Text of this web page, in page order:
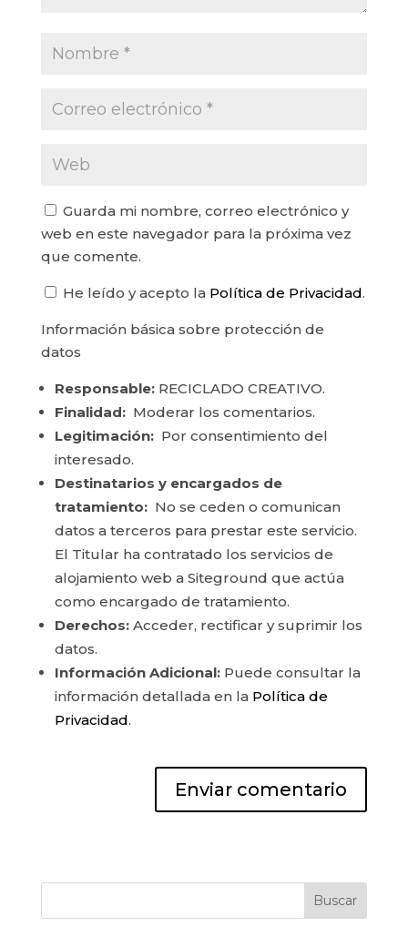
Guarda mi nombre, correo electrónico y
web en este navegador para la próxima vez
que comente.
He leído y acepto la Política de Privacidad.
Información básica sobre protección de
datos
Responsable:RECICLADO CREATIVO.
Finalidad:Moderar los comentarios.
Legitimación:Por consentimiento del
interesado.
Destinatarios y encargados de
tratamiento:No se ceden o comunican
datos a terceros para prestar este servicio.
El Titular ha contratado los servicios de
alojamiento web a Siteground que actúa
como encargado de tratamiento.
Derechos:Acceder, rectificar y suprimir los
datos.
Información Adicional:Puede consultar la
información detallada en la Política de
Privacidad.